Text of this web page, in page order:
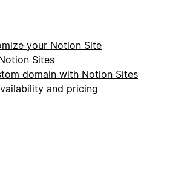
your Notion Site
Sites
domain with Notion Sites
and pricing